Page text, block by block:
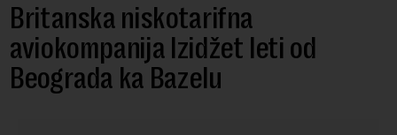
Britanska niskotarifna
aviokompanija Izidžet leti od
Beograda ka Bazelu